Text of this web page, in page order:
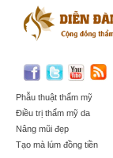
Phẫu thuật thẩm mỹ
Điều trị thẩm mỹ da
Nâng mũi đẹp
Tạo mà lúm đồng tiền